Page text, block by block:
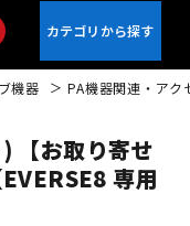
機器 PA機器関連・アク
【お取り寄せ
専用